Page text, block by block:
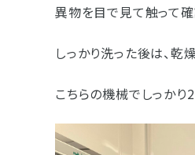
異物を目で見て触って確
しっかり洗った後は、乾
こちらの機械でしっかり